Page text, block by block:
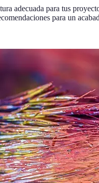
adecuada para tus
para un